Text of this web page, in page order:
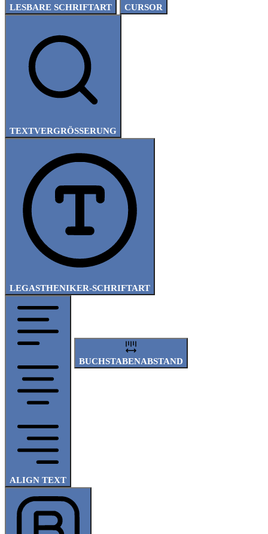
LESBARE SCHRIFTART CURSOR
TEXTVERGRÖSSERUNG
LEGASTHENIKER-SCHRIFTART
ALIGN TEXT
BUCHSTABENABSTAND